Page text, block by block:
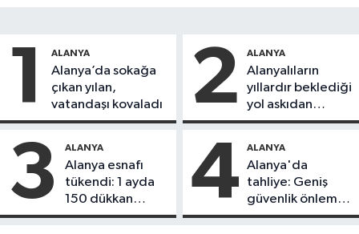
1 ALANYA
Alanya’da sokağa
çıkan yılan,
vatandaşı kovaladı
2 ALANYA
Alanyalıların
yıllardır beklediği
yol askıdan
döndü
3 ALANYA
Alanya esnafı
tükendi: 1 ayda
150 dükkan
kapandı
4 ALANYA
Alanya'da
tahliye: Geniş
güvenlik önlemi
alındı